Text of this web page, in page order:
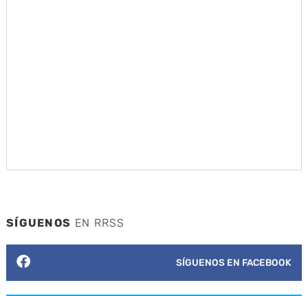
SÍGUENOS EN RRSS
SÍGUENOS EN FACEBOOK